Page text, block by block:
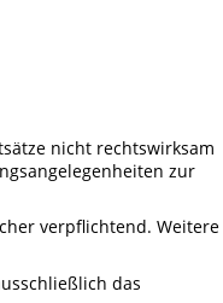
nicht rechtswirksam
zur
verpflichtend. Weitere
das